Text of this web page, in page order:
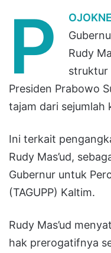
P
Rudy
struktur
Presiden Prabowo
tajam dari sejumlah
Ini terkait
Rudy Mas’ud,
Gubernur untuk
(TAGUPP) Kaltim.
Rudy Mas’ud
hak prerogatifnya